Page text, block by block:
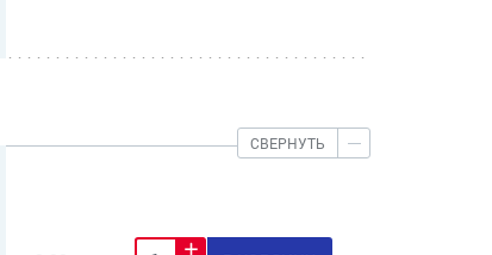
СВЕРНУТЬ